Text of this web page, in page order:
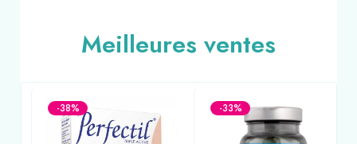
Meilleures ventes
-38% -33%